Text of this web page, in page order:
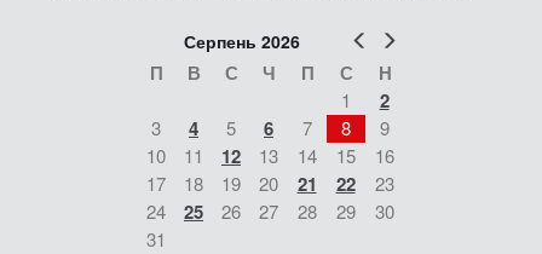
Попер
Серпень 2026
П В С Ч П С Н
1 2
3 4 5 6 7 8
9
10
11 12 13 14 15
16
17
18 19 20 21 22
23
24
25 26 27 28 29
30
31